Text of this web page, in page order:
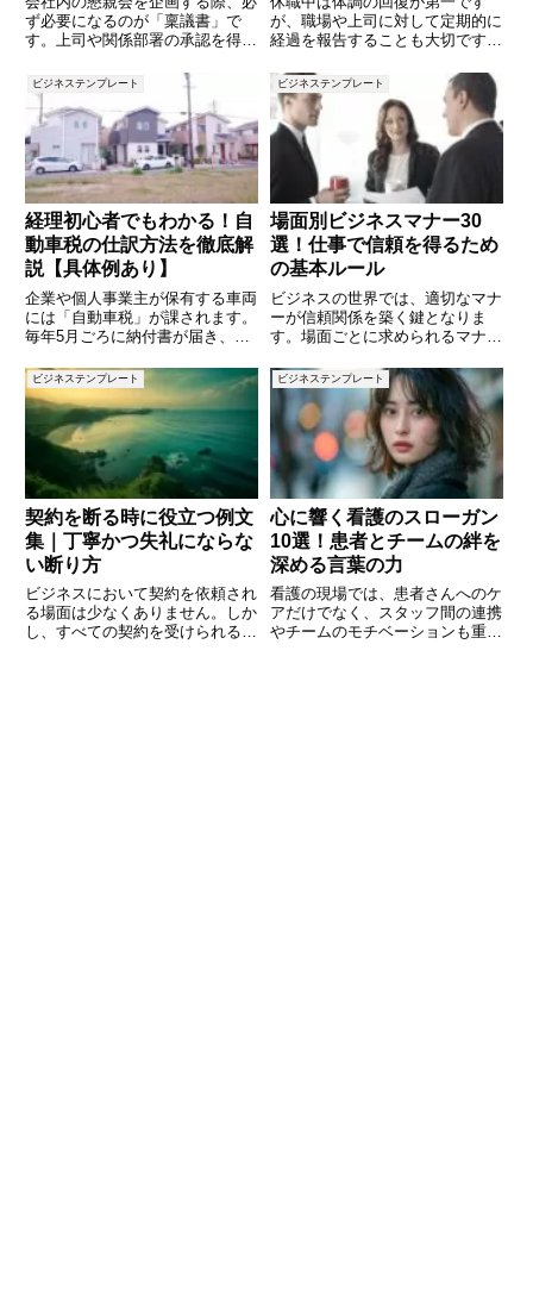
ず必要になるのが「稟議書」で
す。上司や関係部署の承認を得る
どを明確に記載した稟議書を提出
しなければなりません。この記事
では、懇親会における稟議書の基
本構成から、実際に使える例文、
注
が、職場や上司に対して定期的に
経過を報告することも大切です。
することで、職場は業務調整やサ
ポートをしやすくなります。一方
で、報告内容に悩んで「どのくら
い詳しく書けばいいのか」「正直
ビジネステンプレート
経理初心者でもわかる！自
動車税の仕訳方法を徹底解
説【具体例あり】
企業や個人事業主が保有する車両
には「自動車税」が課されます。
毎年5月ごろに納付書が届き、会
方法に迷う方も多いのではないで
しょうか？本記事では、自動車税
の基礎知識から、仕訳方法、実務
でよくあるケース、間違えやすい
ビジネステンプレート
場面別ビジネスマナー30
選！仕事で信頼を得るため
の基本ルール
ビジネスの世界では、適切なマナ
ーが信頼関係を築く鍵となりま
す。場面ごとに求められるマナー
円滑なコミュニケーションが可能
になります。本記事では、ビジネ
スシーンごとに押さえておきたい
マナーを30個紹介します。基本
か
ビジネステンプレート
契約を断る時に役立つ例文
集｜丁寧かつ失礼にならな
い断り方
ビジネスにおいて契約を依頼され
る場面は少なくありません。しか
し、すべての契約を受けられるわ
ビジネステンプレート
心に響く看護のスローガン
10選！患者とチームの絆を
深める言葉の力
看護の現場では、患者さんへのケ
アだけでなく、スタッフ間の連携
やチームのモチベーションも重要